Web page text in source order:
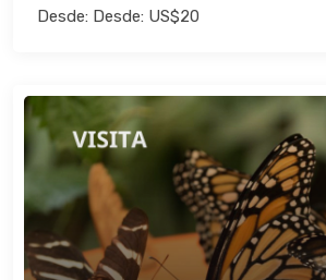
Desde: Desde: US$20